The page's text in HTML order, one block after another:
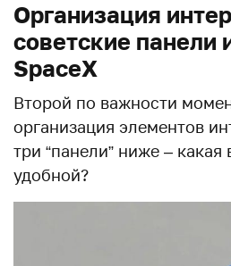
Организация
советские панели
SpaceX
Второй по важности
организация элементов
три “панели” ниже – какая
удобной?